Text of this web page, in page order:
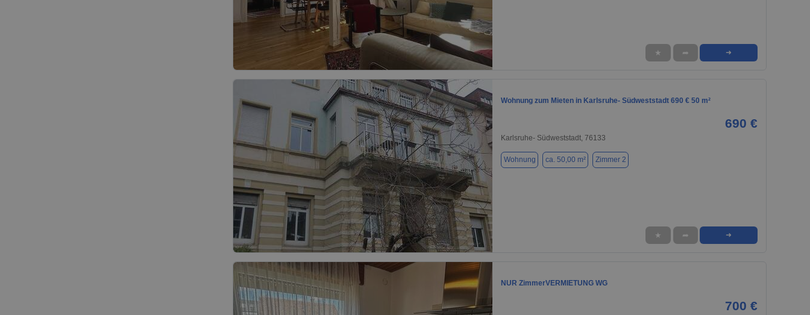
1 / 1
★ ➦ ➜
1 / 1
Wohnung zum Mieten in Karlsruhe- Südweststadt 690 € 50 m²
690 €
Karlsruhe- Südweststadt, 76133
Wohnung ca. 50,00 m² Zimmer 2
★ ➦ ➜
NUR ZimmerVERMIETUNG WG
700 €